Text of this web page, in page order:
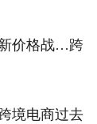
价格战…跨
境电商过去